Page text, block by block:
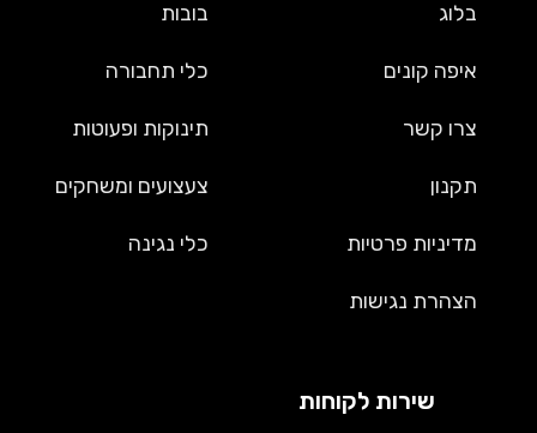
בלוג
איפה קונים
צרו קשר
תקנון
מדיניות פרטיות
הצהרת נגישות
בובות
כלי תחבורה
תינוקות ופעוטות
צעצועים ומשחקים
כלי נגינה
שירות לקוחות